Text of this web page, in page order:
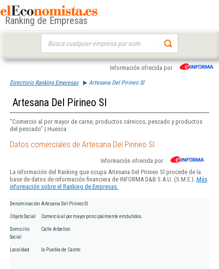
Ranking de Empresas
Información ofrecida por
Directorio Ranking Empresas Artesana Del Pirineo Sl
Artesana Del Pirineo Sl
"Comercio al por mayor de carne, productos cárnicos; pescado y productos
del pescado" | Huesca
Datos comerciales de Artesana Del Pirineo Sl
Información ofrecida por
La información del Ranking que ocupa Artesana Del Pirineo Sl procede de la
base de datos de información financiera de INFORMA D&B S.A.U. (S.M.E.). Más
información sobre el Ranking de Empresas.
Denominación Artesana Del Pirineo Sl
Objeto Social Comercio al por mayor principalmente embutidos.
Domicilio
Social
Calle Arbellon
Localidad la Puebla de Castro